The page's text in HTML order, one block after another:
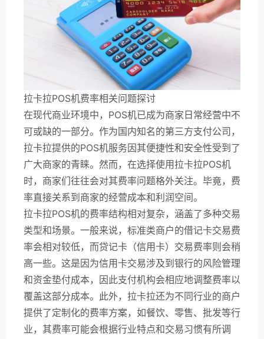
拉卡拉POS机费率相关问题探讨
在现代商业环境中，POS机已成为商家日常经营中不
可或缺的一部分。作为国内知名的第三方支付公司，
拉卡拉提供的POS机服务因其便捷性和安全性受到了
广大商家的青睐。然而，在选择使用拉卡拉POS机
时，商家们往往会对其费率问题格外关注。毕竟，费
率直接关系到商家的经营成本和利润空间。
拉卡拉POS机的费率结构相对复杂，涵盖了多种交易
类型和场景。一般来说，标准类商户的借记卡交易费
率会相对较低，而贷记卡（信用卡）交易费率则会稍
高一些。这是因为信用卡交易涉及到银行的风险管理
和资金垫付成本，因此支付机构会相应地调整费率以
覆盖这部分成本。此外，拉卡拉还为不同行业的商户
提供了定制化的费率方案，如餐饮、零售、批发等行
业，其费率可能会根据行业特点和交易习惯有所调